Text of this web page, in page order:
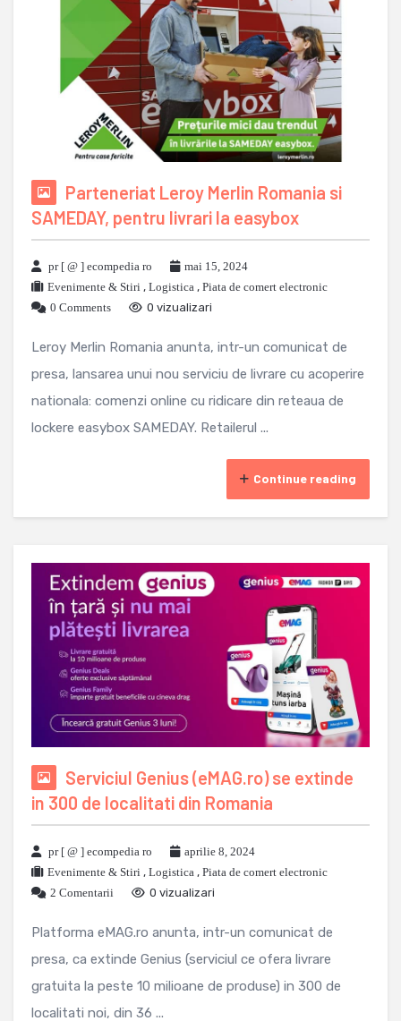
Parteneriat Leroy Merlin Romania si
SAMEDAY, pentru livrari la easybox
pr [ @ ] ecompedia ro
mai 15, 2024
Evenimente & Stiri , Logistica , Piata de comert electronic
0 Comments
0 vizualizari
Leroy Merlin Romania anunta, intr-un comunicat de
presa, lansarea unui nou serviciu de livrare cu acoperire
nationala: comenzi online cu ridicare din reteaua de
lockere easybox SAMEDAY. Retailerul ...
Continue reading
Serviciul Genius (eMAG.ro) se extinde
in 300 de localitati din Romania
pr [ @ ] ecompedia ro
aprilie 8, 2024
Evenimente & Stiri , Logistica , Piata de comert electronic
2 Comentarii
0 vizualizari
Platforma eMAG.ro anunta, intr-un comunicat de
presa, ca extinde Genius (serviciul ce ofera livrare
gratuita la peste 10 milioane de produse) in 300 de
localitati noi, din 36 ...